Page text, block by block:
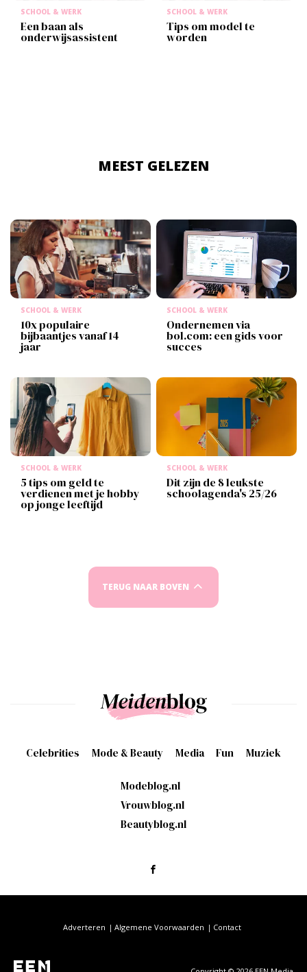
SCHOOL & WERK
Een baan als
onderwijsassistent
SCHOOL & WERK
Tips om model te
worden
MEEST GELEZEN
SCHOOL & WERK
10x populaire
bijbaantjes vanaf 14
jaar
SCHOOL & WERK
Ondernemen via
bol.com: een gids voor
succes
SCHOOL & WERK
5 tips om geld te
verdienen met je hobby
op jonge leeftijd
SCHOOL & WERK
Dit zijn de 8 leukste
schoolagenda's 25/26
TERUG NAAR BOVEN
Celebrities Mode & Beauty Media Fun Muziek
Modeblog.nl
Vrouwblog.nl
Beautyblog.nl
Adverteren Algemene Voorwaarden Contact